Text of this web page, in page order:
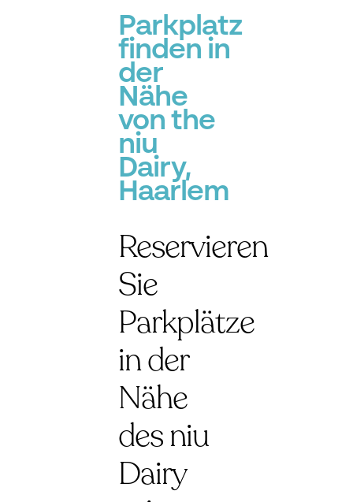
Parkplatz
finden in
der
Nähe
von the
niu
Dairy,
Haarlem
Reservieren
Sie
Parkplätze
in der
Nähe
des niu
Dairy